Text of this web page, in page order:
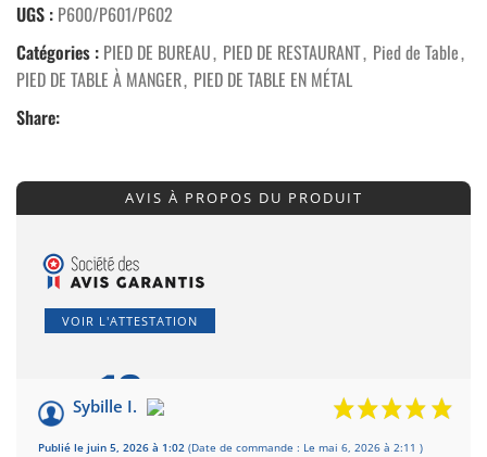
UGS : P600/P601/P602
Catégories : PIED DE BUREAU, PIED DE RESTAURANT, Pied de Table,
PIED DE TABLE À MANGER, PIED DE TABLE EN MÉTAL
Share:
AVIS À PROPOS DU PRODUIT
VOIR L'ATTESTATION
10/10
Basé sur 4 avis
Sybille I.
Publié le juin 5, 2026 à 1:02 (Date de commande : Le mai 6, 2026 à 2:11 )